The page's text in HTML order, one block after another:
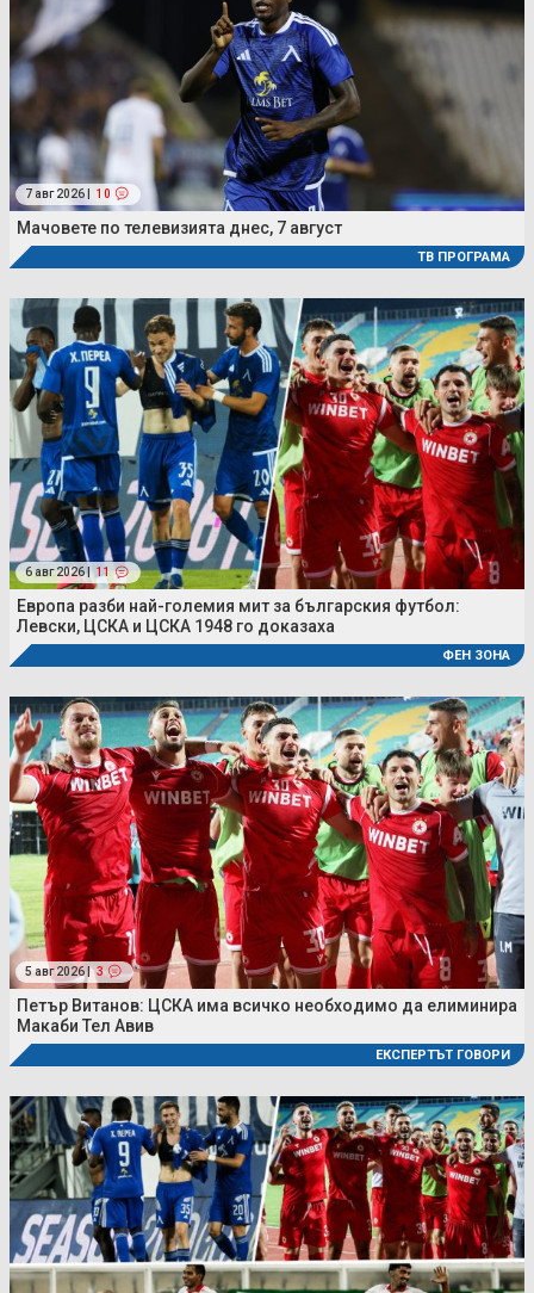
7 авг 2026 | 10
Мачовете по телевизията днес, 7 август
ТВ ПРОГРАМА
6 авг 2026 | 11
Европа разби най-големия мит за българския футбол:
Левски, ЦСКА и ЦСКА 1948 го доказаха
ФЕН ЗОНА
5 авг 2026 | 3
Петър Витанов: ЦСКА има всичко необходимо да елиминира
Макаби Тел Авив
ЕКСПЕРТЪТ ГОВОРИ